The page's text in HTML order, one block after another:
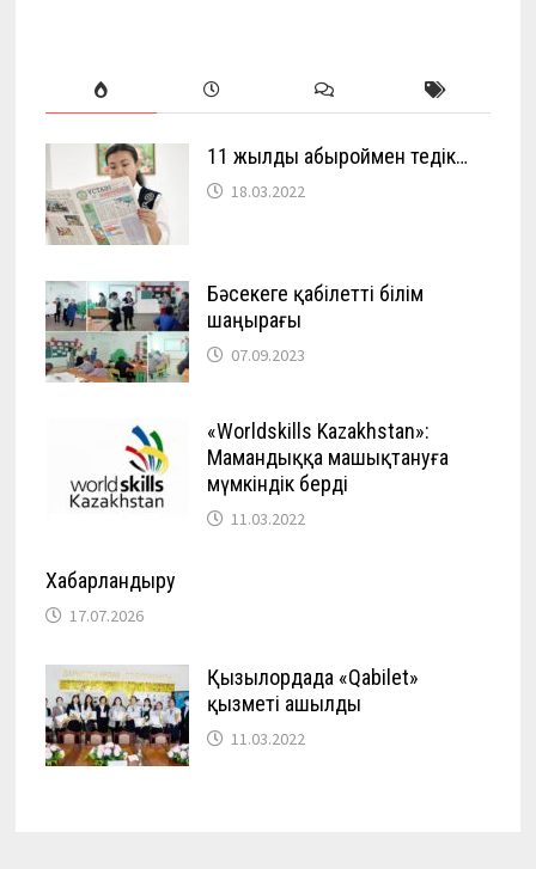
11 жылды абыроймен өтедік…
18.03.2022
Бәсекеге қабілетті білім
шаңырағы
07.09.2023
«Worldskills Kazakhstan»:
Мамандыққа машықтануға
мүмкіндік берді
11.03.2022
Хабарландыру
17.07.2026
Қызылордада «Qabilet»
қызметі ашылды
11.03.2022